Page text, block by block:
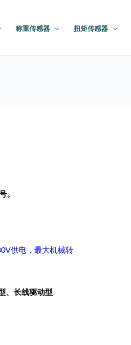
称重传感器 扭矩传感器
。
供电，最大机械转
、长线驱动型